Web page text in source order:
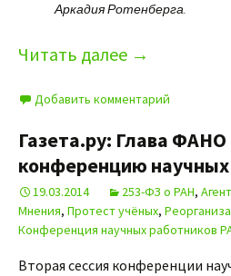
Аркадия Ротенберга.
Читать далее →
Добавить комментарий
Газета.ру: Глава ФАНО
конференцию
19.03.2014 253-ФЗ о РАН,
Мнения, Протест учёных,
Конференция научных работников
Вторая сессия конференции